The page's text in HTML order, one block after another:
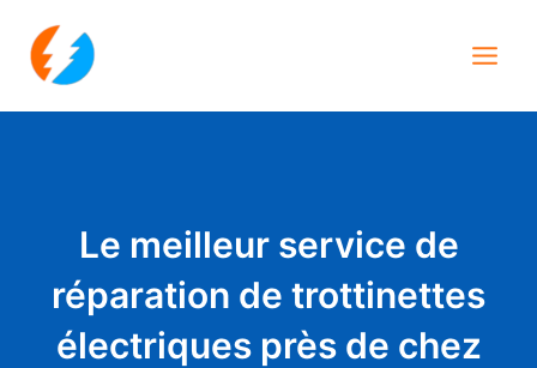
contenu
Le meilleur service de
réparation de trottinettes
électriques près de chez